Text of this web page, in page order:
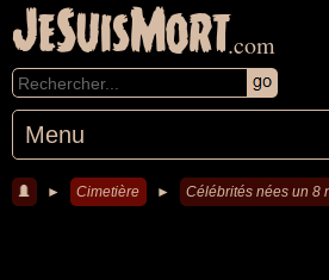
JeSuisMort.com
Menu
► Cimetière ► Célébrités nées un 8